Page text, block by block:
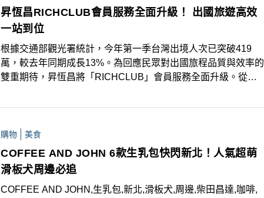
昇恆昌RICHCLUB會員服務全面升級！ 出國旅遊高效
一站到位
根據交通部觀光署統計，今年第一季台灣出境人次已突破419
萬，較去年同期成長13%。為回應民眾對出國旅程品質與效率的
雙重期待，昇恆昌將「RICHCLUB」會員服務全面升級。從出
回饋與日常應用，整合旅程所需，提供會員高質感體驗。
購物 美食
COFFEE AND JOHN 6款生乳包快閃新北！人氣超萌
滑板犬周邊必追
COFFEE AND JOHN,生乳包,新北,滑板犬,周邊,柴田昌達,咖啡,